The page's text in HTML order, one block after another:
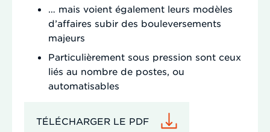
… mais voient également leurs modèles
d’affaires subir des bouleversements
majeurs
Particulièrement sous pression sont ceux
liés au nombre de postes, ou
automatisables
TÉLÉCHARGER LE PDF